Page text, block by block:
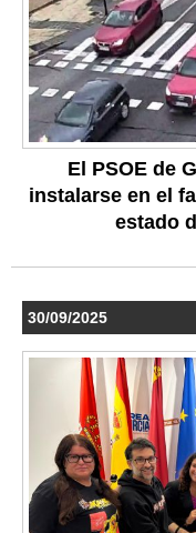
El PSOE de
instalarse en el
estado
30/09/2025